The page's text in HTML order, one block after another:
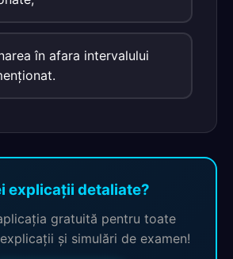
în afara intervalului
explicații detaliate?
gratuită pentru toate
și simulări de examen!